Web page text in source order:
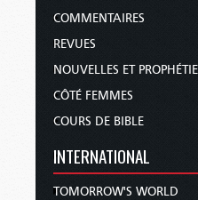
COMMENTAIRES
REVUES
NOUVELLES ET
CÔTÉ FEMMES
COURS DE BIBLE
INTERNATIONAL
TOMORROW'S WORLD